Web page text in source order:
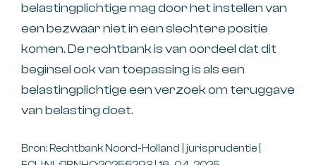
belastingplichtige mag door het instellen van
een bezwaar niet in een slechtere positie
komen. De rechtbank is van oordeel dat dit
beginsel ook van toepassing is als een
belastingplichtige een verzoek om teruggave
van belasting doet.
Bron: Rechtbank Noord-Holland | jurisprudentie |